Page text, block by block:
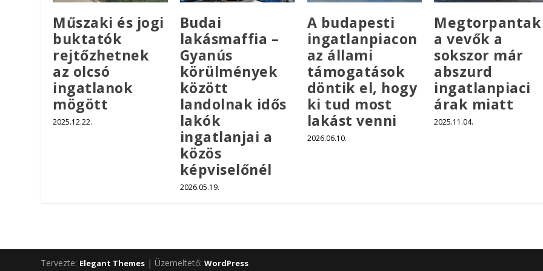
Műszaki és jogi
buktatók
rejtőzhetnek
az olcsó
ingatlanok
mögött
2025.12.22.
Budai
lakásmaffia –
Gyanús
körülmények
között
landolnak idős
lakók
ingatlanjai a
közös
képviselőnél
2026.05.19.
A budapesti
ingatlanpiacon
az állami
támogatások
döntik el, hogy
ki tud most
lakást venni
2026.06.10.
Megtorpantak
a vevők a
sokszor már
abszurd
ingatlanpiaci
árak miatt
2025.11.04.
Tervezte: Elegant Themes | Üzemeltető:WordPress